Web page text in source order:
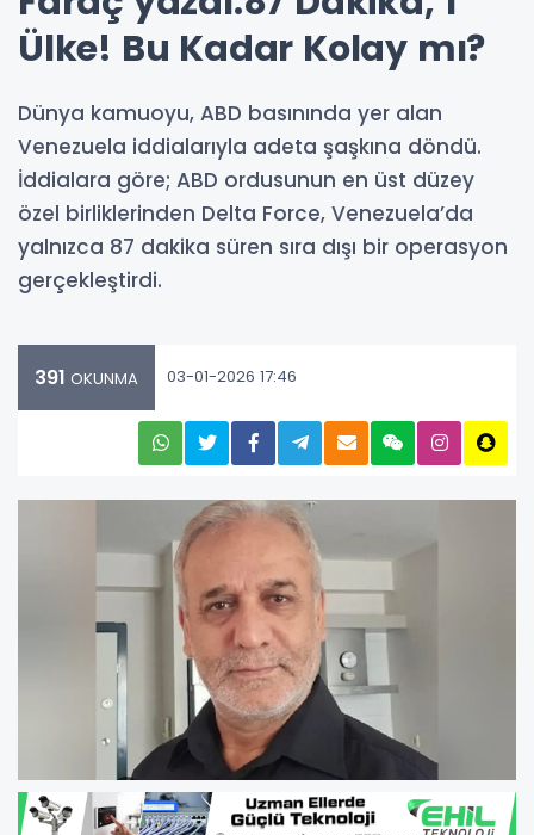
Ülke! Bu Kadar Kolay mı?
Dünya kamuoyu, ABD basınında yer alan
Venezuela iddialarıyla adeta şaşkına döndü.
İddialara göre; ABD ordusunun en üst düzey
özel birliklerinden Delta Force, Venezuela’da
yalnızca 87 dakika süren sıra dışı bir operasyon
gerçekleştirdi.
391 OKUNMA 03-01-2026 17:46